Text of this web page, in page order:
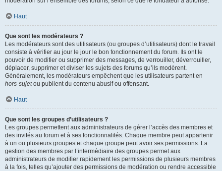
Haut
Que sont les modérateurs ?
Les modérateurs sont des utilisateurs (ou groupes d’utilisateurs) dont le travail
consiste à vérifier au jour le jour le bon fonctionnement du forum. Ils ont le
pouvoir de modifier ou supprimer des messages, de verrouiller, déverrouiller,
déplacer, supprimer et diviser les sujets des forums qu’ils modèrent.
Généralement, les modérateurs empêchent que les utilisateurs partent en
hors-sujetou publient du contenu abusif ou offensant.
Haut
Que sont les groupes d’utilisateurs ?
Les groupes permettent aux administrateurs de gérer l’accès des membres et
des invités au forum et à ses fonctionnalités. Chaque membre peut appartenir
à un ou plusieurs groupes et chaque groupe peut avoir ses permissions. La
gestion des membres par l’intermédiaire des groupes permet aux
administrateurs de modifier rapidement les permissions de plusieurs membres
à la fois, telles qu’ajouter des permissions de modération ou rendre accessible